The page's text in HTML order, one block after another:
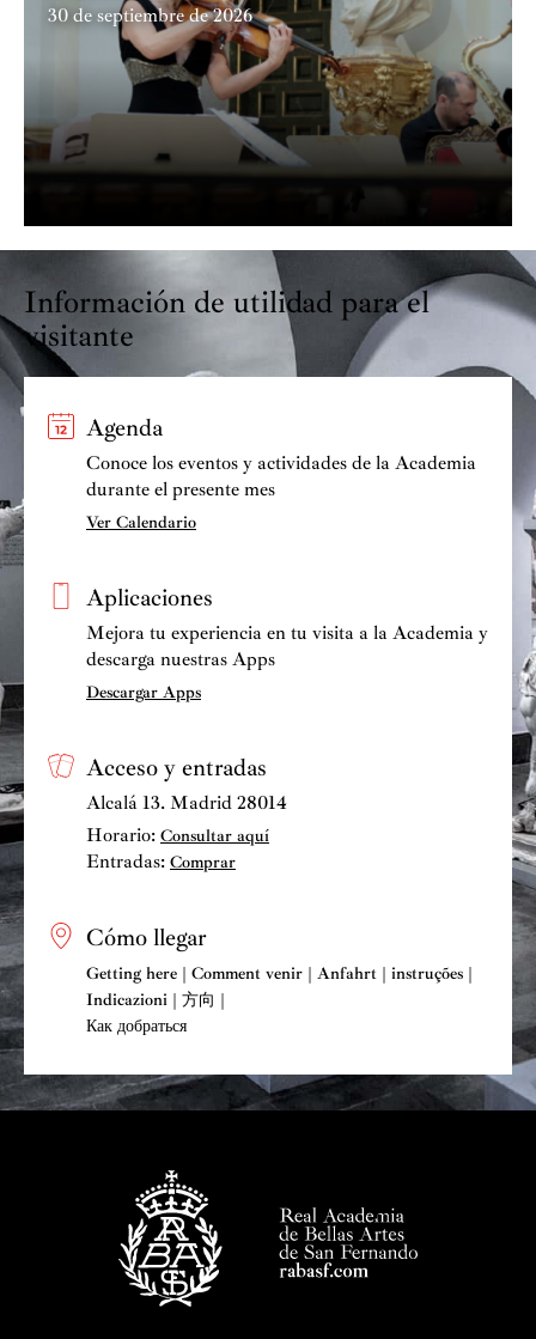
30 de septiembre de 2026
Información de utilidad para el
visitante
Agenda
Conoce los eventos y actividades de la Academia
durante el presente mes
Ver Calendario
Aplicaciones
Mejora tu experiencia en tu visita a la Academia y
descarga nuestras Apps
Descargar Apps
Acceso y entradas
Alcalá 13. Madrid 28014
Horario: Consultar aquí
Entradas: Comprar
Cómo llegar
Getting here | Comment venir | Anfahrt | instruções |
Indicazioni | 方向 |
Как добраться